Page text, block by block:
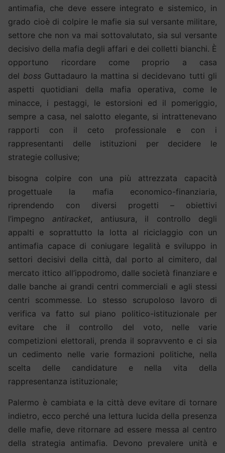
antimafia, che deve essere integrato e sistemico, in
grado cioè di colpire le mafie sia sul versante militare,
settore che non va mai sottovalutato, sia sul versante
decisivo della mafia degli affari e dei colletti bianchi. È
opportuno ricordare come proprio a casa
del boss Guttadauro la mattina si decidevano tutti gli
aspetti quotidiani della mafia operativa, come le
minacce, i pestaggi, le estorsioni ed il pomeriggio,
sempre a casa, nel salotto elegante, si intrattenevano
rapporti con il ceto professionale e con i
rappresentanti delle istituzioni per decidere le
strategie collusive;
bisogna colpire con una più attrezzata capacità
progettuale la mafia economico-finanziaria,
riprendendo con diversi progetti – obiettivi
l’impegnoantiracket, antiusura, il controllo degli
appalti e soprattutto la lotta al riciclaggio con un
antimafia capace di coniugare legalità e sviluppo in
settori decisivi della città, dal porto al cimitero, dal
mercato ittico all’ippodromo, dalle società finanziare e
dalle banche ai grandi centri commerciali e agli stessi
centri scommesse. Lo stesso scrupoloso lavoro di
verifica va fatto sul piano politico-istituzionale per
evitare che il controllo del voto, nelle varie
competizioni elettorali, prenda il sopravvento e ci sia
un cedimento nelle varie formazioni politiche, nella
scelta delle candidature e nella vita della
rappresentanza istituzionale;
Palermo è cambiata e la città deve evitare di tornare
indietro, ecco perché una lettura lucida della presenza
delle mafie, deve ritornare ad essere messa al centro
della strategia antimafia. Devono prevalere unità e